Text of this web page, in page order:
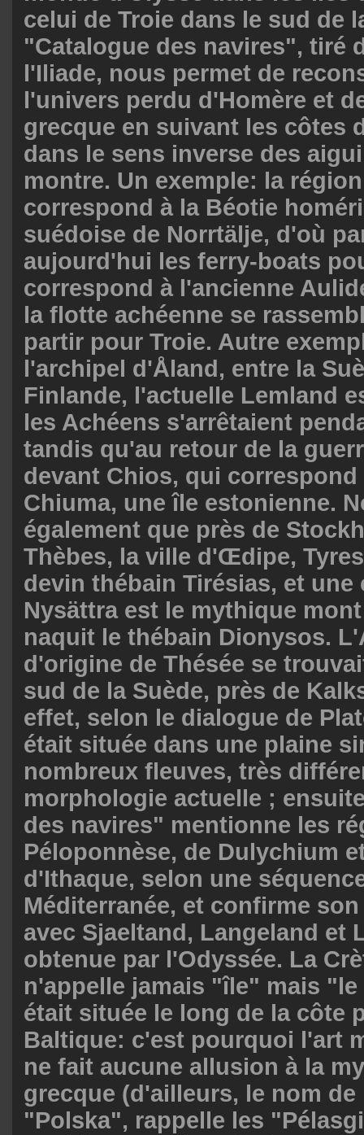
celui de Troie dans le sud de
"Catalogue des navires", tiré
l'Iliade, nous permet de
l'univers perdu d'Homère et
grecque en suivant les côtes
dans le sens inverse des
montre. Un exemple: la
correspond à la Béotie
suédoise de Norrtälje, d'où
aujourd'hui les ferry-boats
correspond à l'ancienne
la flotte achéenne se
partir pour Troie. Autre
l'archipel d'Åland, entre la
Finlande, l'actuelle Lemland
les Achéens s'arrêtaient
tandis qu'au retour de la
devant Chios, qui correspond
Chiuma, une île estonienne.
également que près de
Thèbes, la ville d'Œdipe,
devin thébain Tirésias, et une
Nysättra est le mythique
naquit le thébain Dionysos.
d'origine de Thésée se
sud de la Suède, près de
effet, selon le dialogue de
était située dans une plaine
nombreux fleuves, très
morphologie actuelle ;
des navires" mentionne les
Péloponnèse, de Dulychium
d'Ithaque, selon une
Méditerranée, et confirme
avec Sjaeltand, Langeland et
obtenue par l'Odyssée. La
n'appelle jamais "île" mais
était située le long de la côte
Baltique: c'est pourquoi l'art
ne fait aucune allusion à la
grecque (d'ailleurs, le nom de
"Polska", rappelle les